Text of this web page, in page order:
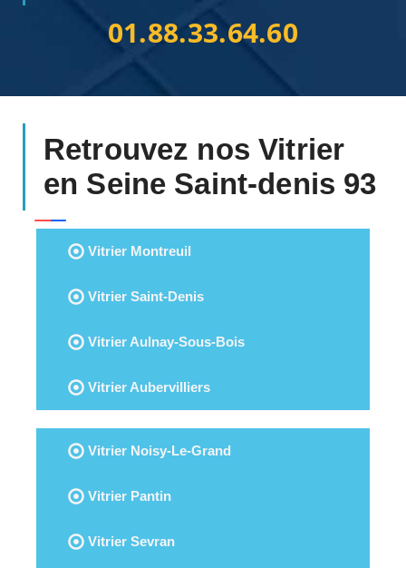
01.88.33.64.60
Retrouvez nos Vitrier
en Seine Saint-denis 93
Vitrier Montreuil
Vitrier Saint-Denis
Vitrier Aulnay-Sous-Bois
Vitrier Aubervilliers
Vitrier Noisy-Le-Grand
Vitrier Pantin
Vitrier Sevran